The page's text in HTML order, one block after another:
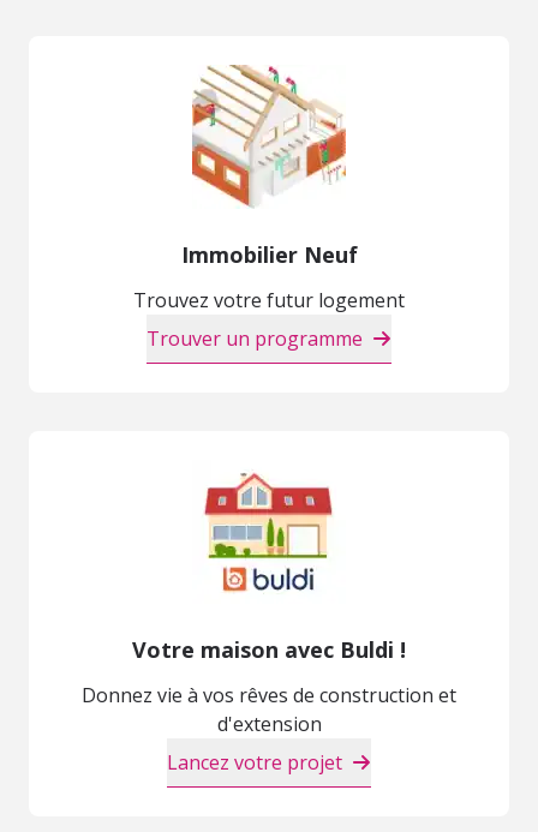
Immobilier Neuf
Trouvez votre futur logement
Trouver un programme
Votre maison avec Buldi !
Donnez vie à vos rêves de construction et
d'extension
Lancez votre projet